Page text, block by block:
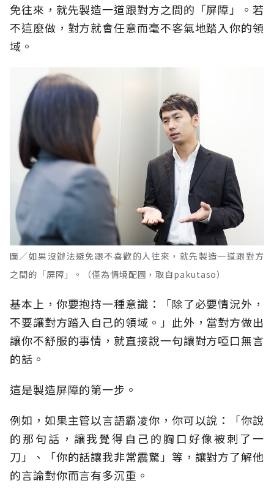
免往來，就先製造一道跟對方之間的「屏障」。若
不這麼做，對方就會任意而毫不客氣地踏入你的領
域。
圖／如果沒辦法避免跟不喜歡的人往來，就先製造一道跟對方
之間的「屏障」。（僅為情境配圖，取自pakutaso）
基本上，你要抱持一種意識：「除了必要情況外，
不要讓對方踏入自己的領域。」此外，當對方做出
讓你不舒服的事情，就直接說一句讓對方啞口無言
的話。
這是製造屏障的第一步。
例如，如果主管以言語霸凌你，你可以說：「你說
的那句話，讓我覺得自己的胸口好像被刺了一
刀」、「你的話讓我非常震驚」等，讓對方了解他
的言論對你而言有多沉重。